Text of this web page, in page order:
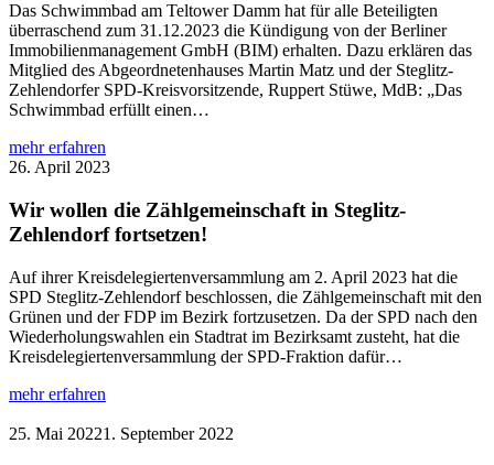
Mittel
für
ein
Konzept
zur
Entwicklung
Ortskerns
war
erfolgreich!
Das Schwimmbad am Teltower Damm hat für alle Beteiligten
überraschend zum 31.12.2023 die Kündigung von der Berliner
Immobilienmanagement GmbH (BIM) erhalten. Dazu erklären das
Mitglied des Abgeordnetenhauses Martin Matz und der Steglitz-
Zehlendorfer SPD-Kreisvorsitzende, Ruppert Stüwe, MdB: „Das
Schwimmbad erfüllt einen…
mehr erfahren
Keine
Kündigung
für
das
am
Teltower
Damm!
26. April 2023
Wir wollen die Zählgemeinschaft in Steglitz-
Zehlendorf fortsetzen!
Auf ihrer Kreisdelegiertenversammlung am 2. April 2023 hat die
SPD Steglitz-Zehlendorf beschlossen, die Zählgemeinschaft mit den
Grünen und der FDP im Bezirk fortzusetzen. Da der SPD nach den
Wiederholungswahlen ein Stadtrat im Bezirksamt zusteht, hat die
Kreisdelegiertenversammlung der SPD-Fraktion dafür…
mehr erfahren
wollen
25. Mai 20221. September 2022